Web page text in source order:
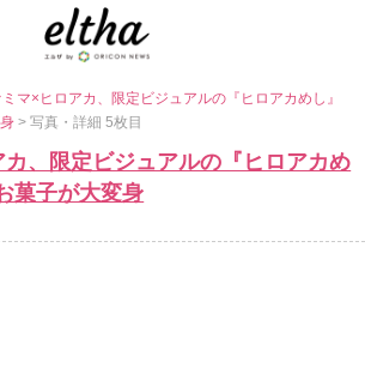
ミマ×ヒロアカ、限定ビジュアルの『ヒロアカめし』
身> 写真・詳細 5枚目
、限定ビジュアルの『ヒロアカめ
菓子が大変身